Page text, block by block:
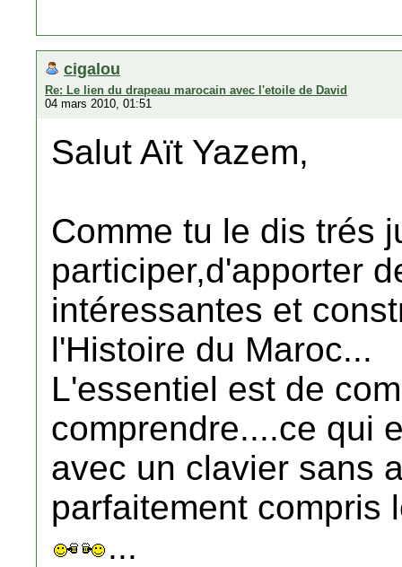
cigalou
Re: Le lien du drapeau marocain avec l'etoile de David
04 mars 2010, 01:51
Salut Aït Yazem,
Comme tu le dis trés
participer,d'apporter
intéressantes et
l'Histoire du Maroc...
L'essentiel est de
comprendre....ce qui
avec un clavier sans
parfaitement compris
...